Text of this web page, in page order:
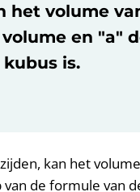
het volume
en "a"
is.
kan het
de formule van